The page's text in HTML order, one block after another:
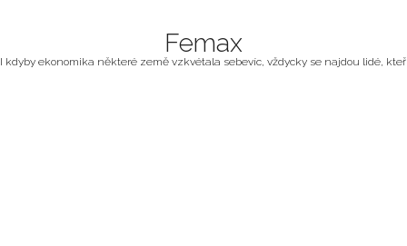
Femax
I kdyby ekonomika některé země vzkvétala sebevíc, vždycky se najdou lidé,